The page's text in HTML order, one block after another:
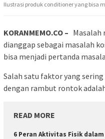
Ilustrasi produk conditioner yang bisa
KORANMEMO.CO –
dianggap sebagai masalah
bisa menjadi pertanda
Salah satu faktor yang
dengan rambut rontok
READ MORE
6 Peran Aktivitas Fisik